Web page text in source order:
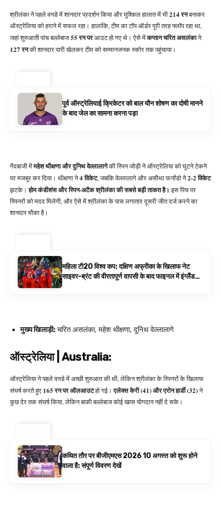
श्रीलंका ने पहले वनडे में शानदार प्रदर्शन किया और मुश्किल हालात में भी214 रनबनाकर
ऑस्ट्रेलिया को हराने में सफल रहा। हालांकि, टीम का टॉप ऑर्डर पूरी तरह फ्लॉप रहा था,
जहां शुरुआती पांच बल्लेबाज55 रन परआउट हो गए थे। ऐसे मेंकप्‍तान चरित असलंकाने
127 रनकी शानदार पारी खेलकर टीम को सम्मानजनक स्कोर तक पहुंचाया।
पूर्व ऑस्ट्रेलियाई क्रिकेटर को बाल यौन शोषण का दोषी मानने
के बाद जेल का सामना करना पड़ा
गेंदबाजी मेंमहेश थीक्षणा और दुनिथ वेल्लालागेकी स्पिन जोड़ी ने ऑस्ट्रेलिया को घुटने टेकने
पर मजबूर कर दिया। थीक्षणा ने4 विकेट, जबकि वेल्लालागे और असीथा फर्नांडो ने2-2 विकेट
झटके।होम कंडीशंस और स्पिन-अटैक श्रीलंका की सबसे बड़ी ताकत है। इस पिच पर
स्पिनरों को मदद मिलेगी, और ऐसे में श्रीलंका के पास लगातार दूसरी जीत दर्ज करने का
शानदार मौका है।
महिला टी20 विश्व कप: दक्षिण अफ्रीका के खिलाफ नेट
साइवर-ब्रंट की वीरतापूर्ण वापसी के बाद फाइनल में इंग्लैंड
मुख्य खिलाड़ी:चरित असलंका, महेश थीक्षणा, दुनिथ वेल्लालागे
ऑस्ट्रेलिया | Australia:
ऑस्ट्रेलिया ने पहले वनडे में अच्छी शुरुआत की थी, लेकिन श्रीलंका के स्पिनरों के खिलाफ
संघर्ष करते हुए 165 रन पर ऑलआउटहो गई।एलेक्स केरी (41) और एरोन हार्डी (32)ने
कुछ देर तक संघर्ष किया, लेकिन बाकी बल्लेबाज कोई खास योगदान नहीं दे सके।
कथित तौर पर बीजीएमएस 2026 10 अगस्त को शुरू होने
वाला है: संपूर्ण विवरण देखें